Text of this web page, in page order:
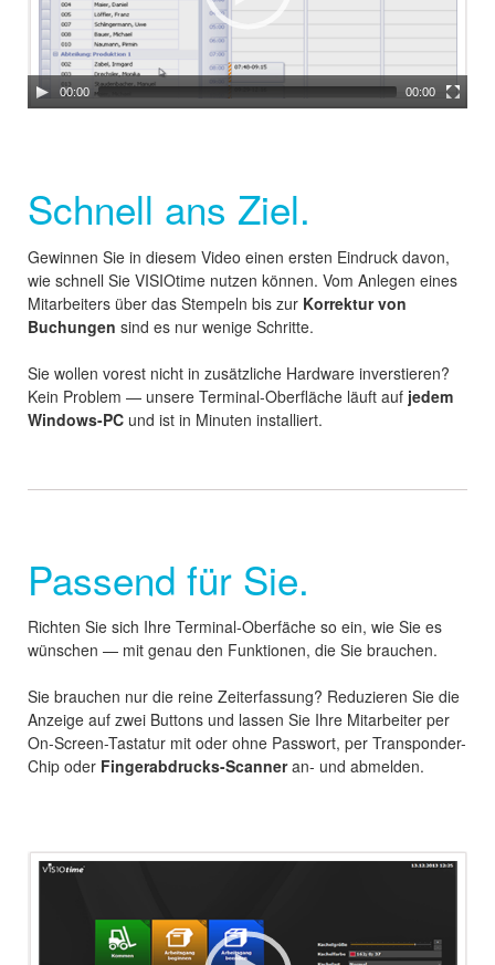
00:00 00:00
Schnell ans Ziel.
Gewinnen Sie in diesem Video einen ersten Eindruck davon,
wie schnell Sie VISIOtime nutzen können. Vom Anlegen eines
Mitarbeiters über das Stempeln bis zur Korrektur von
Buchungen sind es nur wenige Schritte.
Sie wollen vorest nicht in zusätzliche Hardware inverstieren?
Kein Problem — unsere Terminal-Oberfläche läuft auf jedem
Windows-PCund ist in Minuten installiert.
Passend für Sie.
Richten Sie sich Ihre Terminal-Oberfäche so ein, wie Sie es
wünschen — mit genau den Funktionen, die Sie brauchen.
Sie brauchen nur die reine Zeiterfassung? Reduzieren Sie die
Anzeige auf zwei Buttons und lassen Sie Ihre Mitarbeiter per
On-Screen-Tastatur mit oder ohne Passwort, per Transponder-
Chip oder Fingerabdrucks-Scanneran- und abmelden.
Video